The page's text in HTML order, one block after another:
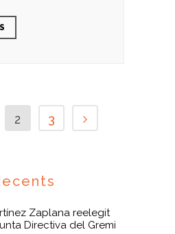
2 3
Zaplana reelegit
Directiva del Gremi